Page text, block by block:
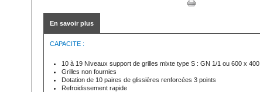
En savoir plus
CAPACITE :
10 à 19 Niveaux support de grilles mixte type S : GN 1/1 ou 600 x 400
Grilles non fournies
Dotation de 10 paires de glissières renforcées 3 points
Refroidissement rapide